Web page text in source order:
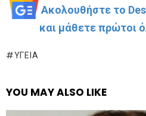
Ακολουθήστε το
και μάθετε πρώτοι
ΥΓΕΊΑ
YOU MAY ALSO LIKE